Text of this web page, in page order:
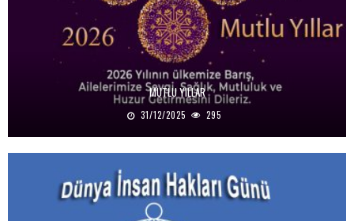
MUTLU YILLAR
31/12/2025 295